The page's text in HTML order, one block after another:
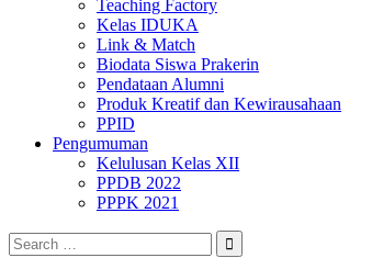
Teaching Factory
Kelas IDUKA
Link & Match
Biodata Siswa Prakerin
Pendataan Alumni
Produk Kreatif dan Kewirausahaan
PPID
Pengumuman
Kelulusan Kelas XII
PPDB 2022
PPPK 2021
Search
for: